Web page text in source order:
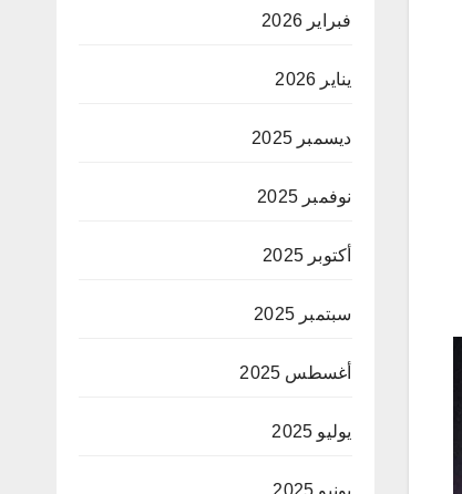
فبراير 2026
يناير 2026
ديسمبر 2025
نوفمبر 2025
أكتوبر 2025
سبتمبر 2025
أغسطس 2025
يوليو 2025